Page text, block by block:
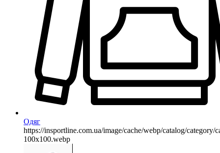
Одяг
https://insportline.com.ua/image/cache/webp/catalog/category/
100x100.webp